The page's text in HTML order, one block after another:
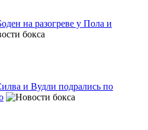
на разогреве у Пола и
и Вудли подрались по